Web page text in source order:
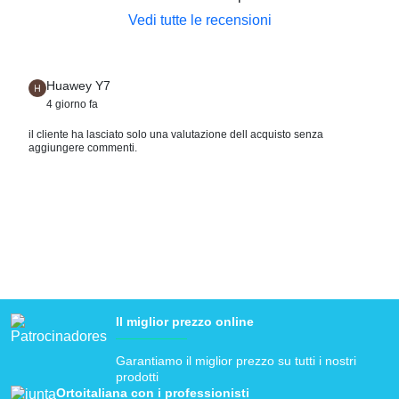
Vedi tutte le recensioni
Huawey Y7
4 giorno fa
il cliente ha lasciato solo una valutazione dell acquisto senza
aggiungere commenti.
Il miglior prezzo online
Garantiamo il miglior prezzo su tutti i nostri
prodotti
Ortoitaliana con i professionisti